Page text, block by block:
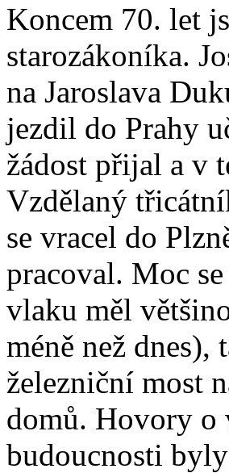
Koncem 70. let
starozákoníka.
na Jaroslava
jezdil do Prahy
žádost přijal a v
Vzdělaný
se vracel do
pracoval. Moc
vlaku měl
méně než dnes),
železniční most
domů. Hovory o
budoucnosti